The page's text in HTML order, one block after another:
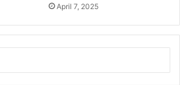
April 7, 2025